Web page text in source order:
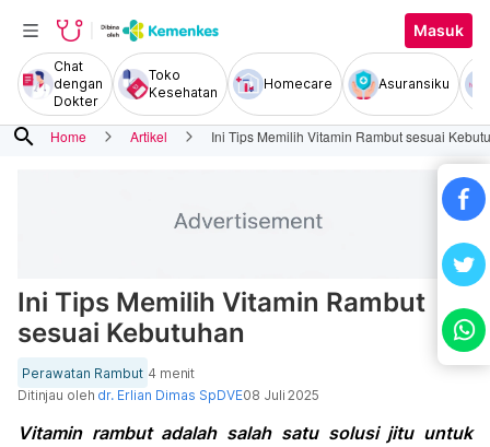
Masuk
Chat
dengan
Dokter
Toko
Kesehatan
Homecare Asuransiku
search Home Artikel Ini Tips Memilih Vitamin Rambut sesuai
Ini Tips Memilih Vitamin Rambut
sesuai Kebutuhan
Perawatan Rambut 4 menit
Ditinjau oleh dr. Erlian Dimas SpDVE08 Juli 2025
Vitamin rambut adalah salah satu solusi jitu untuk